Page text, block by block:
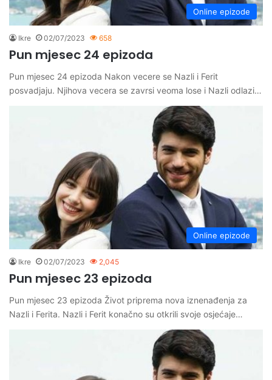
Online epizode
Ikre 02/07/2023 658
Pun mjesec 24 epizoda
Pun mjesec 24 epizoda Nakon vecere se Nazli i Ferit
posvadjaju. Njihova vecera se zavrsi veoma lose i Nazli odlazi…
Online epizode
Ikre 02/07/2023 2,045
Pun mjesec 23 epizoda
Pun mjesec 23 epizoda Život priprema nova iznenađenja za
Nazli i Ferita. Nazli i Ferit konačno su otkrili svoje osjećaje…